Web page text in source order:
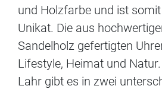
und Holzfarbe und ist
Unikat. Die aus
Sandelholz gefertigten
Lifestyle, Heimat und
Lahr gibt es in zwei